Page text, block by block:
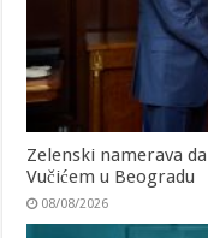
Zelenski namerava
Vučićem u Beogradu
08/08/2026